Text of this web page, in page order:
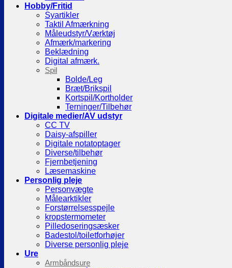
Hobby/Fritid
Syartikler
Taktil Afmærkning
Måleudstyr/Værktøj
Afmærk/markering
Beklædning
Digital afmærk.
Spil
Bolde/Leg
Bræt/Brikspil
Kortspil/Kortholder
Terninger/Tilbehør
Digitale medier/AV udstyr
CC TV
Daisy-afspiller
Digitale notatoptager
Diverse/tilbehør
Fjernbetjening
Læsemaskine
Personlig pleje
Personvægte
Målearktikler
Forstørrelsesspejle
kropstermometer
Pilledoseringsæsker
Badestol/toiletforhøjer
Diverse personlig pleje
Ure
Armbåndsure